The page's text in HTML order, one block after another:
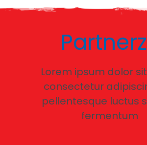
Lorem ipsum dolor
consectetur
pellentesque luctus
fermentum